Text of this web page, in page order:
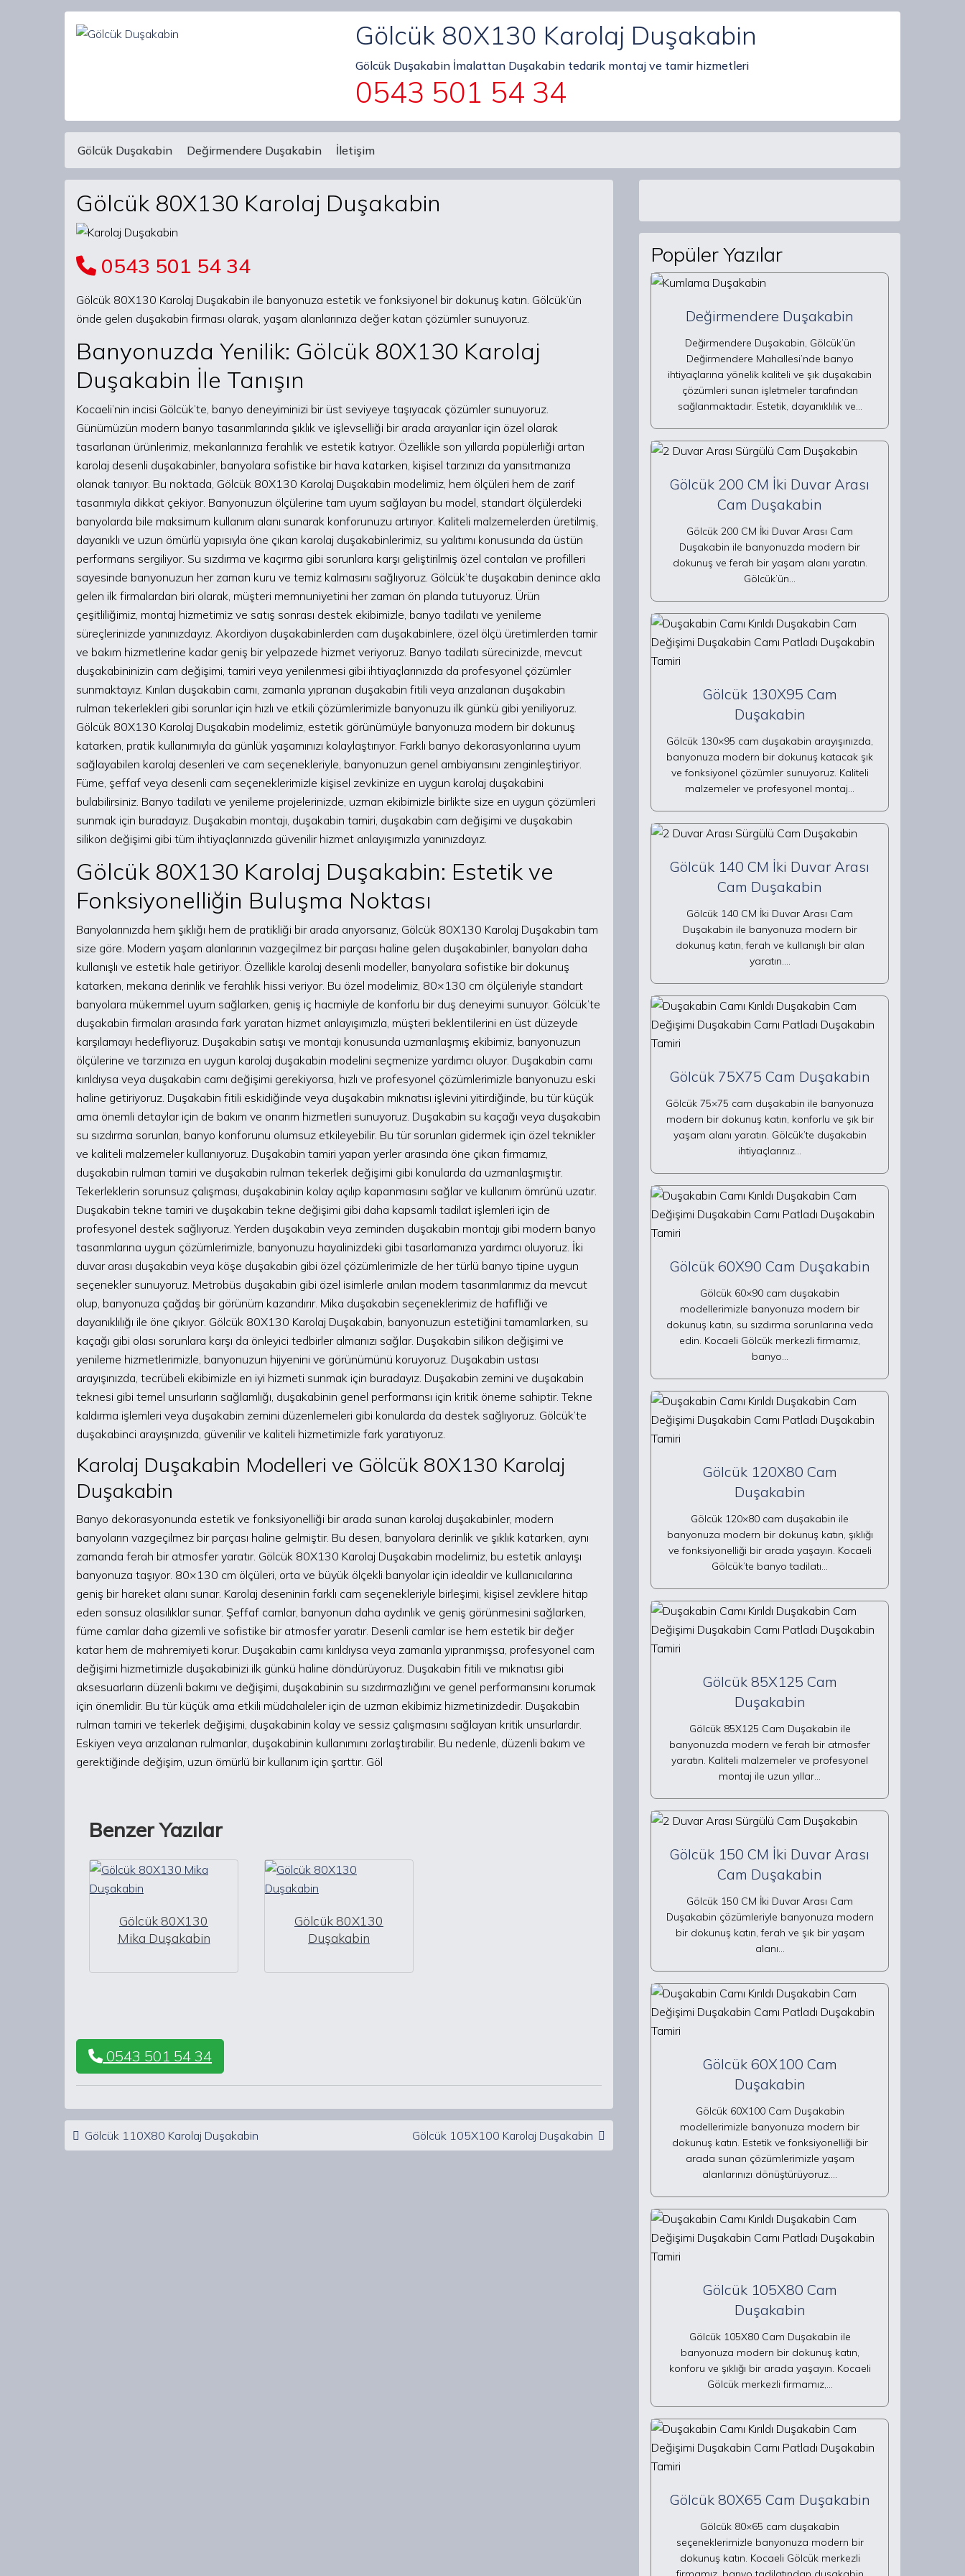
Gölcük 80X130 Karolaj Duşakabin
Gölcük Duşakabin İmalattan Duşakabin tedarik montaj ve tamir hizmetleri
0543 501 54 34
Main Navigation
Gölcük Duşakabin Değirmendere Duşakabin İletişim
Gölcük 80X130 Karolaj Duşakabin
0543 501 54 34
Gölcük 80X130 Karolaj Duşakabin ile banyonuza estetik ve fonksiyonel bir dokunuş katın. Gölcük’ün
önde gelen duşakabin firması olarak, yaşam alanlarınıza değer katan çözümler sunuyoruz.
Banyonuzda Yenilik: Gölcük 80X130 Karolaj
Duşakabin İle Tanışın
Kocaeli’nin incisi Gölcük’te, banyo deneyiminizi bir üst seviyeye taşıyacak çözümler sunuyoruz.
Günümüzün modern banyo tasarımlarında şıklık ve işlevselliği bir arada arayanlar için özel olarak
tasarlanan ürünlerimiz, mekanlarınıza ferahlık ve estetik katıyor. Özellikle son yıllarda popülerliği artan
karolaj desenli duşakabinler, banyolara sofistike bir hava katarken, kişisel tarzınızı da yansıtmanıza
olanak tanıyor. Bu noktada, Gölcük 80X130 Karolaj Duşakabin modelimiz, hem ölçüleri hem de zarif
tasarımıyla dikkat çekiyor. Banyonuzun ölçülerine tam uyum sağlayan bu model, standart ölçülerdeki
banyolarda bile maksimum kullanım alanı sunarak konforunuzu artırıyor. Kaliteli malzemelerden üretilmiş,
dayanıklı ve uzun ömürlü yapısıyla öne çıkan karolaj duşakabinlerimiz, su yalıtımı konusunda da üstün
performans sergiliyor. Su sızdırma ve kaçırma gibi sorunlara karşı geliştirilmiş özel contaları ve profilleri
sayesinde banyonuzun her zaman kuru ve temiz kalmasını sağlıyoruz. Gölcük’te duşakabin denince akla
gelen ilk firmalardan biri olarak, müşteri memnuniyetini her zaman ön planda tutuyoruz. Ürün
çeşitliliğimiz, montaj hizmetimiz ve satış sonrası destek ekibimizle, banyo tadilatı ve yenileme
süreçlerinizde yanınızdayız. Akordiyon duşakabinlerden cam duşakabinlere, özel ölçü üretimlerden tamir
ve bakım hizmetlerine kadar geniş bir yelpazede hizmet veriyoruz. Banyo tadilatı sürecinizde, mevcut
duşakabininizin cam değişimi, tamiri veya yenilenmesi gibi ihtiyaçlarınızda da profesyonel çözümler
sunmaktayız. Kırılan duşakabin camı, zamanla yıpranan duşakabin fitili veya arızalanan duşakabin
rulman tekerlekleri gibi sorunlar için hızlı ve etkili çözümlerimizle banyonuzu ilk günkü gibi yeniliyoruz.
Gölcük 80X130 Karolaj Duşakabin modelimiz, estetik görünümüyle banyonuza modern bir dokunuş
katarken, pratik kullanımıyla da günlük yaşamınızı kolaylaştırıyor. Farklı banyo dekorasyonlarına uyum
sağlayabilen karolaj desenleri ve cam seçenekleriyle, banyonuzun genel ambiyansını zenginleştiriyor.
Füme, şeffaf veya desenli cam seçeneklerimizle kişisel zevkinize en uygun karolaj duşakabini
bulabilirsiniz. Banyo tadilatı ve yenileme projelerinizde, uzman ekibimizle birlikte size en uygun çözümleri
sunmak için buradayız. Duşakabin montajı, duşakabin tamiri, duşakabin cam değişimi ve duşakabin
silikon değişimi gibi tüm ihtiyaçlarınızda güvenilir hizmet anlayışımızla yanınızdayız.
Gölcük 80X130 Karolaj Duşakabin: Estetik ve
Fonksiyonelliğin Buluşma Noktası
Banyolarınızda hem şıklığı hem de pratikliği bir arada arıyorsanız, Gölcük 80X130 Karolaj Duşakabin tam
size göre. Modern yaşam alanlarının vazgeçilmez bir parçası haline gelen duşakabinler, banyoları daha
kullanışlı ve estetik hale getiriyor. Özellikle karolaj desenli modeller, banyolara sofistike bir dokunuş
katarken, mekana derinlik ve ferahlık hissi veriyor. Bu özel modelimiz, 80×130 cm ölçüleriyle standart
banyolara mükemmel uyum sağlarken, geniş iç hacmiyle de konforlu bir duş deneyimi sunuyor. Gölcük’te
duşakabin firmaları arasında fark yaratan hizmet anlayışımızla, müşteri beklentilerini en üst düzeyde
karşılamayı hedefliyoruz. Duşakabin satışı ve montajı konusunda uzmanlaşmış ekibimiz, banyonuzun
ölçülerine ve tarzınıza en uygun karolaj duşakabin modelini seçmenize yardımcı oluyor. Duşakabin camı
kırıldıysa veya duşakabin camı değişimi gerekiyorsa, hızlı ve profesyonel çözümlerimizle banyonuzu eski
haline getiriyoruz. Duşakabin fitili eskidiğinde veya duşakabin mıknatısı işlevini yitirdiğinde, bu tür küçük
ama önemli detaylar için de bakım ve onarım hizmetleri sunuyoruz. Duşakabin su kaçağı veya duşakabin
su sızdırma sorunları, banyo konforunu olumsuz etkileyebilir. Bu tür sorunları gidermek için özel teknikler
ve kaliteli malzemeler kullanıyoruz. Duşakabin tamiri yapan yerler arasında öne çıkan firmamız,
duşakabin rulman tamiri ve duşakabin rulman tekerlek değişimi gibi konularda da uzmanlaşmıştır.
Tekerleklerin sorunsuz çalışması, duşakabinin kolay açılıp kapanmasını sağlar ve kullanım ömrünü uzatır.
Duşakabin tekne tamiri ve duşakabin tekne değişimi gibi daha kapsamlı tadilat işlemleri için de
profesyonel destek sağlıyoruz. Yerden duşakabin veya zeminden duşakabin montajı gibi modern banyo
tasarımlarına uygun çözümlerimizle, banyonuzu hayalinizdeki gibi tasarlamanıza yardımcı oluyoruz. İki
duvar arası duşakabin veya köşe duşakabin gibi özel çözümlerimizle de her türlü banyo tipine uygun
seçenekler sunuyoruz. Metrobüs duşakabin gibi özel isimlerle anılan modern tasarımlarımız da mevcut
olup, banyonuza çağdaş bir görünüm kazandırır. Mika duşakabin seçeneklerimiz de hafifliği ve
dayanıklılığı ile öne çıkıyor. Gölcük 80X130 Karolaj Duşakabin, banyonuzun estetiğini tamamlarken, su
kaçağı gibi olası sorunlara karşı da önleyici tedbirler almanızı sağlar. Duşakabin silikon değişimi ve
yenileme hizmetlerimizle, banyonuzun hijyenini ve görünümünü koruyoruz. Duşakabin ustası
arayışınızda, tecrübeli ekibimizle en iyi hizmeti sunmak için buradayız. Duşakabin zemini ve duşakabin
teknesi gibi temel unsurların sağlamlığı, duşakabinin genel performansı için kritik öneme sahiptir. Tekne
kaldırma işlemleri veya duşakabin zemini düzenlemeleri gibi konularda da destek sağlıyoruz. Gölcük’te
duşakabinci arayışınızda, güvenilir ve kaliteli hizmetimizle fark yaratıyoruz.
Karolaj Duşakabin Modelleri ve Gölcük 80X130 Karolaj
Duşakabin
Banyo dekorasyonunda estetik ve fonksiyonelliği bir arada sunan karolaj duşakabinler, modern
banyoların vazgeçilmez bir parçası haline gelmiştir. Bu desen, banyolara derinlik ve şıklık katarken, aynı
zamanda ferah bir atmosfer yaratır. Gölcük 80X130 Karolaj Duşakabin modelimiz, bu estetik anlayışı
banyonuza taşıyor. 80×130 cm ölçüleri, orta ve büyük ölçekli banyolar için idealdir ve kullanıcılarına
geniş bir hareket alanı sunar. Karolaj deseninin farklı cam seçenekleriyle birleşimi, kişisel zevklere hitap
eden sonsuz olasılıklar sunar. Şeffaf camlar, banyonun daha aydınlık ve geniş görünmesini sağlarken,
füme camlar daha gizemli ve sofistike bir atmosfer yaratır. Desenli camlar ise hem estetik bir değer
katar hem de mahremiyeti korur. Duşakabin camı kırıldıysa veya zamanla yıpranmışsa, profesyonel cam
değişimi hizmetimizle duşakabinizi ilk günkü haline döndürüyoruz. Duşakabin fitili ve mıknatısı gibi
aksesuarların düzenli bakımı ve değişimi, duşakabinin su sızdırmazlığını ve genel performansını korumak
için önemlidir. Bu tür küçük ama etkili müdahaleler için de uzman ekibimiz hizmetinizdedir. Duşakabin
rulman tamiri ve tekerlek değişimi, duşakabinin kolay ve sessiz çalışmasını sağlayan kritik unsurlardır.
Eskiyen veya arızalanan rulmanlar, duşakabinin kullanımını zorlaştırabilir. Bu nedenle, düzenli bakım ve
gerektiğinde değişim, uzun ömürlü bir kullanım için şarttır. Göl
Benzer Yazılar
Gölcük 80X130
Mika Duşakabin
Gölcük 80X130
Duşakabin
0543 501 54 34
Post navigation
Gölcük 110X80 Karolaj Duşakabin Gölcük 105X100 Karolaj Duşakabin
Popüler Yazılar
Değirmendere Duşakabin
Değirmendere Duşakabin, Gölcük’ün
Değirmendere Mahallesi’nde banyo
ihtiyaçlarına yönelik kaliteli ve şık duşakabin
çözümleri sunan işletmeler tarafından
sağlanmaktadır. Estetik, dayanıklılık ve…
Gölcük 200 CM İki Duvar Arası
Cam Duşakabin
Gölcük 200 CM İki Duvar Arası Cam
Duşakabin ile banyonuzda modern bir
dokunuş ve ferah bir yaşam alanı yaratın.
Gölcük’ün…
Gölcük 130X95 Cam
Duşakabin
Gölcük 130×95 cam duşakabin arayışınızda,
banyonuza modern bir dokunuş katacak şık
ve fonksiyonel çözümler sunuyoruz. Kaliteli
malzemeler ve profesyonel montaj…
Gölcük 140 CM İki Duvar Arası
Cam Duşakabin
Gölcük 140 CM İki Duvar Arası Cam
Duşakabin ile banyonuza modern bir
dokunuş katın, ferah ve kullanışlı bir alan
yaratın.…
Gölcük 75X75 Cam Duşakabin
Gölcük 75×75 cam duşakabin ile banyonuza
modern bir dokunuş katın, konforlu ve şık bir
yaşam alanı yaratın. Gölcük’te duşakabin
ihtiyaçlarınız…
Gölcük 60X90 Cam Duşakabin
Gölcük 60×90 cam duşakabin
modellerimizle banyonuza modern bir
dokunuş katın, su sızdırma sorunlarına veda
edin. Kocaeli Gölcük merkezli firmamız,
banyo…
Gölcük 120X80 Cam
Duşakabin
Gölcük 120×80 cam duşakabin ile
banyonuza modern bir dokunuş katın, şıklığı
ve fonksiyonelliği bir arada yaşayın. Kocaeli
Gölcük’te banyo tadilatı…
Gölcük 85X125 Cam
Duşakabin
Gölcük 85X125 Cam Duşakabin ile
banyonuzda modern ve ferah bir atmosfer
yaratın. Kaliteli malzemeler ve profesyonel
montaj ile uzun yıllar…
Gölcük 150 CM İki Duvar Arası
Cam Duşakabin
Gölcük 150 CM İki Duvar Arası Cam
Duşakabin çözümleriyle banyonuza modern
bir dokunuş katın, ferah ve şık bir yaşam
alanı…
Gölcük 60X100 Cam
Duşakabin
Gölcük 60X100 Cam Duşakabin
modellerimizle banyonuza modern bir
dokunuş katın. Estetik ve fonksiyonelliği bir
arada sunan çözümlerimizle yaşam
alanlarınızı dönüştürüyoruz.…
Gölcük 105X80 Cam
Duşakabin
Gölcük 105X80 Cam Duşakabin ile
banyonuza modern bir dokunuş katın,
konforu ve şıklığı bir arada yaşayın. Kocaeli
Gölcük merkezli firmamız,…
Gölcük 80X65 Cam Duşakabin
Gölcük 80×65 cam duşakabin
seçeneklerimizle banyonuza modern bir
dokunuş katın. Kocaeli Gölcük merkezli